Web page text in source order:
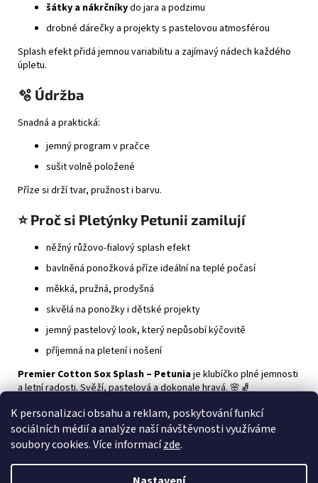
K personalizaci obsahu a reklam, poskytování funkcí
sociálních médií a analýze naší návštěvnosti využíváme
soubory cookies. Více informacízde.
šátky a nákrčníkydo jara a podzimu
drobné dárečky a projekty s pastelovou atmosférou
Splash efekt přidá jemnou variabilitu a zajímavý nádech každého
úpletu.
🫧 Údržba
Snadná a praktická:
jemný program v pračce
sušit volně položené
Příze si drží tvar, pružnost i barvu.
⭐ Proč si Pletýnky Petunii zamilují
něžný růžovo-fialový splash efekt
bavlněná ponožková příze ideální na teplé počasí
měkká, pružná, prodyšná
skvělá na ponožky i dětské projekty
jemný pastelový look, který nepůsobí kýčovitě
příjemná na pletení i nošení
Premier Cotton Sox Splash – Petuniaje klubíčko plné jemnosti
a letní radosti. Svěží, pastelová a dokonale hravá. 🌸🧦